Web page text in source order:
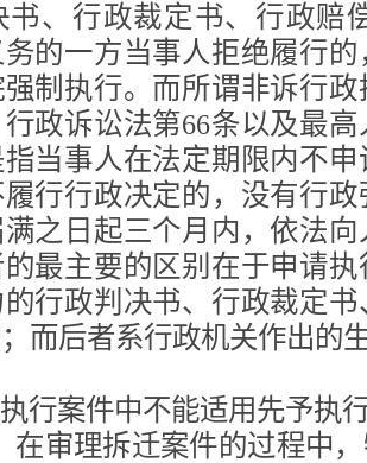
书、行政裁定书、行政赔
的一方当事人拒绝履行
制执行。而所谓非诉行
政诉讼法第66条以及最
当事人在法定期限内不
行行政决定的，没有行
之日起三个月内，依法
最主要的区别在于申请
行政判决书、行政裁定
而后者系行政机关作出的
行案件中不能适用先予执
在审理拆迁案件的过程中